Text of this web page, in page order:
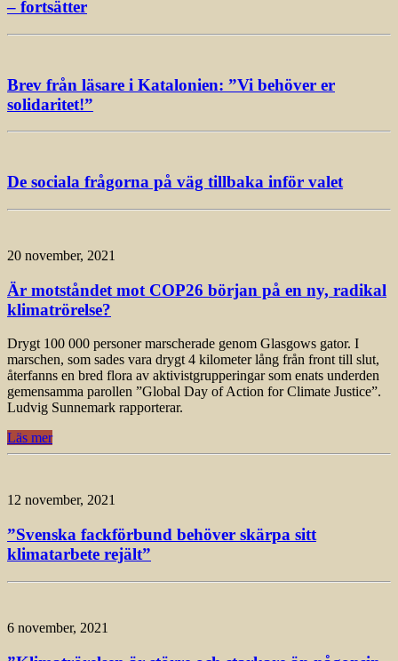
– fortsätter
Brev från läsare i Katalonien: ”Vi behöver er
solidaritet!”
De sociala frågorna på väg tillbaka inför valet
20 november, 2021
Är motståndet mot COP26 början på en ny, radikal
klimatrörelse?
Drygt 100 000 personer marscherade genom Glasgows gator. I
marschen, som sades vara drygt 4 kilometer lång från front till slut,
återfanns en bred flora av aktivistgrupperingar som enats underden
gemensamma parollen ”Global Day of Action for Climate Justice”.
Ludvig Sunnemark rapporterar.
Läs mer
12 november, 2021
”Svenska fackförbund behöver skärpa sitt
klimatarbete rejält”
6 november, 2021